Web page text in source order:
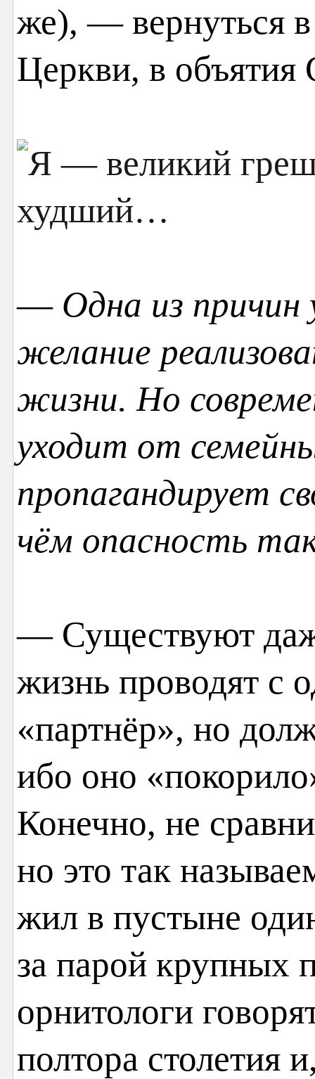
же), — вернуться
Церкви, в объятия
—Одна из причин
желание
жизни. Но
уходит от
пропагандирует
чём опасность
— Существуют
жизнь проводят с
«партнёр», но
ибо оно
Конечно, не
но это так
жил в пустыне
за парой крупных
орнитологи
полтора столетия